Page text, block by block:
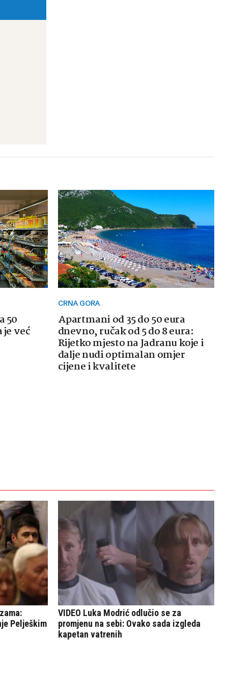
50
već
CRNA GORA
Apartmani od 35 do 50 eura
dnevno, ručak od 5 do 8 eura:
Rijetko mjesto na Jadranu koje i
dalje nudi optimalan omjer
cijene i kvalitete